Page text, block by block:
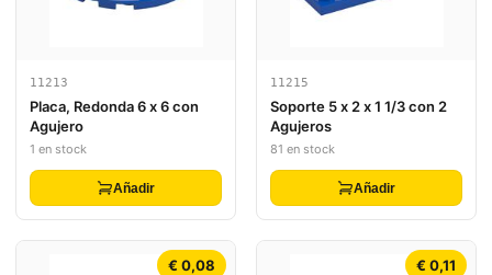
11213
Placa, Redonda 6 x 6 con
Agujero
1 en stock
Añadir
11215
Soporte 5 x 2 x 1 1/3 con 2
Agujeros
81 en stock
Añadir
€ 0,08 € 0,11